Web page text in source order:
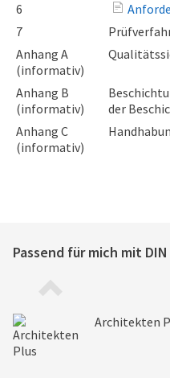
6
7
Anhang A
(informativ)
Anhang B
(informativ)
der
Anhang C
(informativ)
Passend für mich mit
Architekten